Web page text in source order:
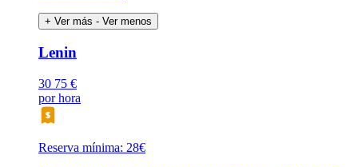
+ Ver más - Ver menos
Lenin
30 75 €
por hora
Reserva mínima: 28€